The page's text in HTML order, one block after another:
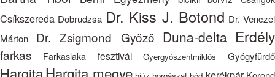
Csíkszereda Dobrudzsa Dr. Kiss J. Botond Dr. Venczel
Már­ton
Dr. Zsigmond Győző Duna-delta Erdély
farkas Farkaslaka fesztivál Gyergyószentmiklós Gyógyfürdő
HargitaHargita megye